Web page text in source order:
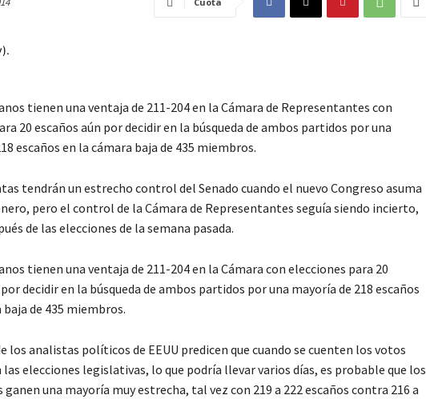
tienen una ventaja de 211-204 en la Cámara de Representantes con
20 escaños aún por decidir en la búsqueda de ambos partidos por una
escaños en la cámara baja de 435 miembros.
tendrán un estrecho control del Senado cuando el nuevo Congreso asuma
pero el control de la Cámara de Representantes seguía siendo incierto,
de las elecciones de la semana pasada.
tienen una ventaja de 211-204 en la Cámara con elecciones para 20
decidir en la búsqueda de ambos partidos por una mayoría de 218 escaños
de 435 miembros.
los analistas políticos de EEUU predicen que cuando se cuenten los votos
elecciones legislativas, lo que podría llevar varios días, es probable que los
una mayoría muy estrecha, tal vez con 219 a 222 escaños contra 216 a